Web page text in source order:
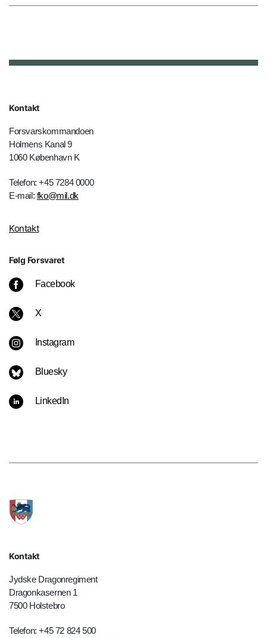
Kontakt
Forsvarskommandoen
Holmens Kanal 9
1060 København K
Telefon: +45 7284 0000
E-mail: fko@mil.dk
Kontakt
Følg Forsvaret
Facebook
X
Instagram
Bluesky
LinkedIn
Kontakt
Jydske Dragonregiment
Dragonkasernen 1
7500 Holstebro
Telefon: +45 72 824 500